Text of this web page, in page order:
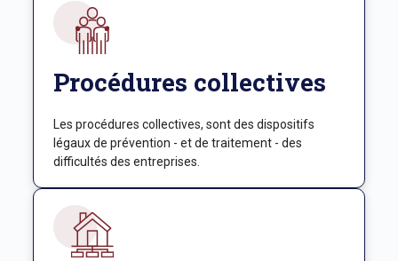
Procédures collectives
Les procédures collectives, sont des dispositifs
légaux de prévention - et de traitement - des
difficultés des entreprises.